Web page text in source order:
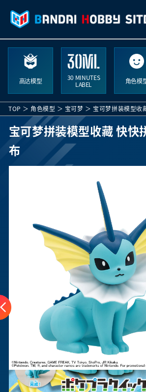
高达模型
30 MINUTES
LABEL
角色模
TOP 角色模型 宝可梦 宝可梦拼装模型收
宝可梦拼装模型收藏 快快
布